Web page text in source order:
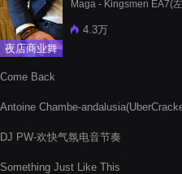
夜店商业舞
Maga - Kingsmen EA7(
4.3万
Come Back
Antoine Chambe-
DJ PW-欢快气氛电音节奏
Something Just Like This